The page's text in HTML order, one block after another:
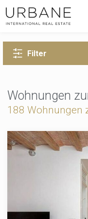
Filter
Wohnungen
188 Wohnungen